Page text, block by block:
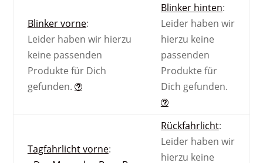
Blinker vorne:
Leider haben wir hierzu
keine passenden
Produkte für Dich
gefunden.
Blinker hinten:
Leider haben wir
hierzu keine
passenden
Produkte für
Dich gefunden.
Tagfahrlicht vorne:
Rückfahrlicht:
Leider haben wir
hierzu keine